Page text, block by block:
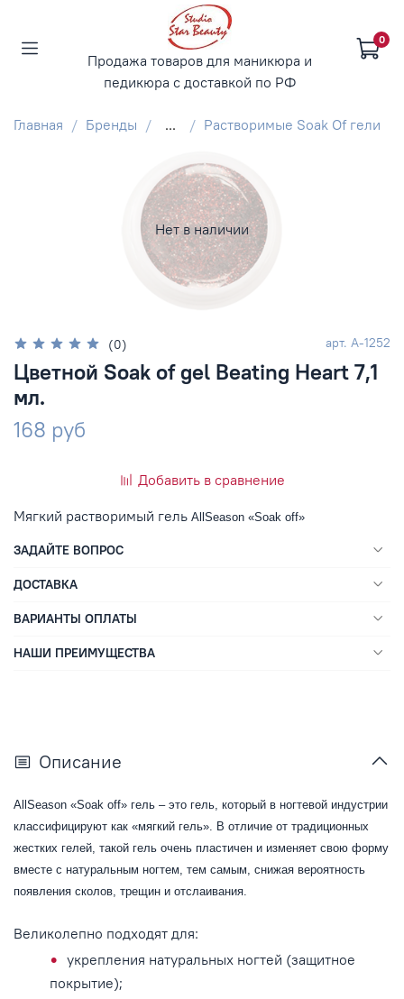
Продажа товаров для маникюра и
педикюра с доставкой по РФ
0
Главная Бренды ... Растворимые Soak Of гели
Нет в наличии
(0) арт. А-1252
Цветной Soak of gel Beating Heart 7,1
мл.
168 руб
Добавить в сравнение
ЗАДАЙТЕ ВОПРОС
ДОСТАВКА
ВАРИАНТЫ ОПЛАТЫ
НАШИ ПРЕИМУЩЕСТВА
Мягкий растворимый гель AllSeason «Soak off»
Описание
AllSeason «Soak off» гель – это гель, который в ногтевой индустрии
классифицируют как «мягкий гель». В отличие от традиционных
жестких гелей, такой гель очень пластичен и изменяет свою форму
вместе с натуральным ногтем, тем самым, снижая вероятность
появления сколов, трещин и отслаивания.
Великолепно подходят для:
укрепления натуральных ногтей (защитное
покрытие);